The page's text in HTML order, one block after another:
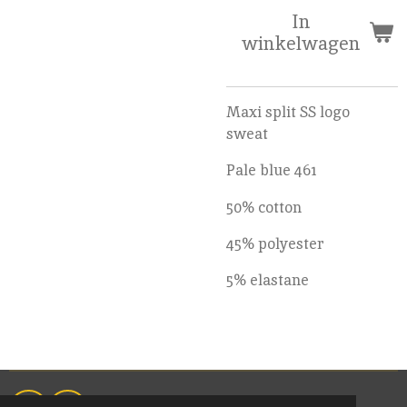
In
winkelwagen
Maxi split SS logo
sweat
Pale blue 461
50% cotton
45% polyester
5% elastane